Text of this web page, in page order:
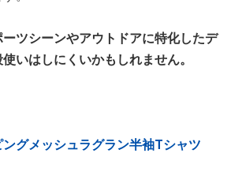
ーツシーンやアウトドアに特化したデ
いはしにくいかもしれません。
ングメッシュラグラン半袖Tシャツ